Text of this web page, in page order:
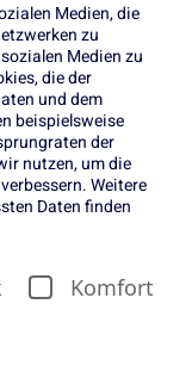
Medien, die
zu
Medien zu
die der
und dem
beispielsweise
der
nutzen, um die
Weitere
Daten finden
Komfort
mit